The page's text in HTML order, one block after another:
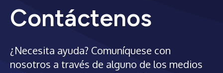
Contáctenos
¿Necesita ayuda? Comuníquese con
nosotros a través de alguno de los medios